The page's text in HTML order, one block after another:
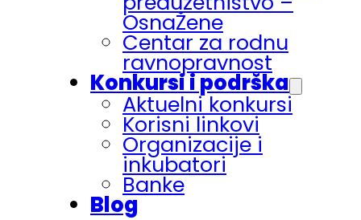
OsnaŽene
Centar za rodnu
ravnopravnost
Konkursi i podrška
Aktuelni konkursi
Korisni linkovi
Organizacije i
inkubatori
Banke
Blog